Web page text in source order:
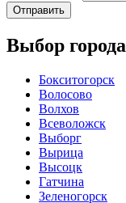
Отправить
Выбор города
Бокситогорск
Волосово
Волхов
Всеволожск
Выборг
Вырица
Высоцк
Гатчина
Зеленогорск